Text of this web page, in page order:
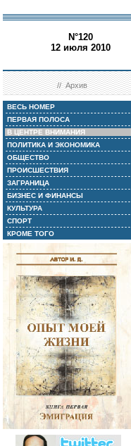
N°120
12 июля 2010
//Архив
ВЕСЬ НОМЕР
ПЕРВАЯ ПОЛОСА
В ЦЕНТРЕ ВНИМАНИЯ
ПОЛИТИКА И ЭКОНОМИКА
ОБЩЕСТВО
ПРОИСШЕСТВИЯ
ЗАГРАНИЦА
БИЗНЕС И ФИНАНСЫ
КУЛЬТУРА
СПОРТ
КРОМЕ ТОГО